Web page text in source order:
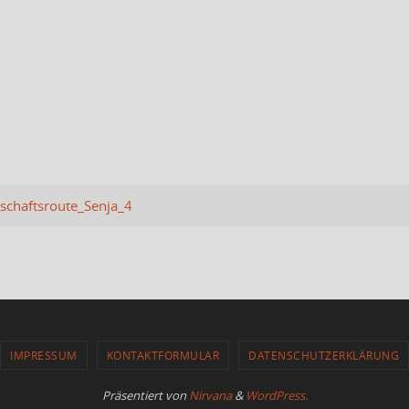
IMPRESSUM KONTAKTFORMULAR DATENSCHUTZERKLÄRUNG
Präsentiert vonNirvana& WordPress.